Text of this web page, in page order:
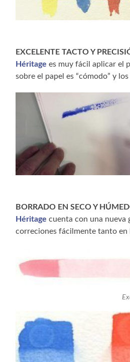
EXCELENTE TACTO Y
Héritage es muy fácil aplicar el
sobre el papel es “cómodo” y
BORRADO EN SECO Y
Héritage cuenta con una nueva
correciones fácilmente tanto en